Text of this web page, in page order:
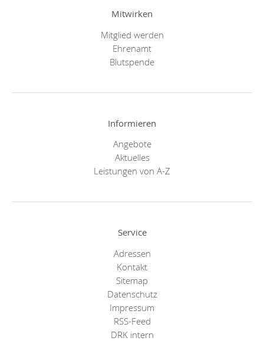
Mitwirken
Mitglied werden
Ehrenamt
Blutspende
Informieren
Angebote
Aktuelles
Leistungen von A-Z
Service
Adressen
Kontakt
Sitemap
Datenschutz
Impressum
RSS-Feed
DRK intern